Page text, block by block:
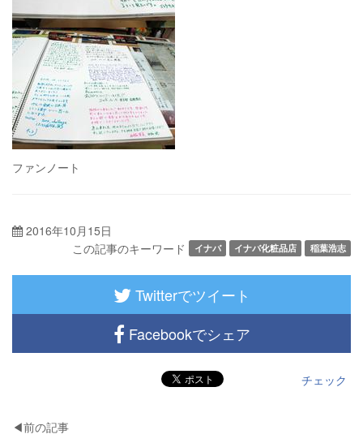
ファンノート
2016年10月15日
この記事のキーワード
イナバ イナバ化粧品店 稲葉浩志
Twitterでツイート
Facebookでシェア
チェック